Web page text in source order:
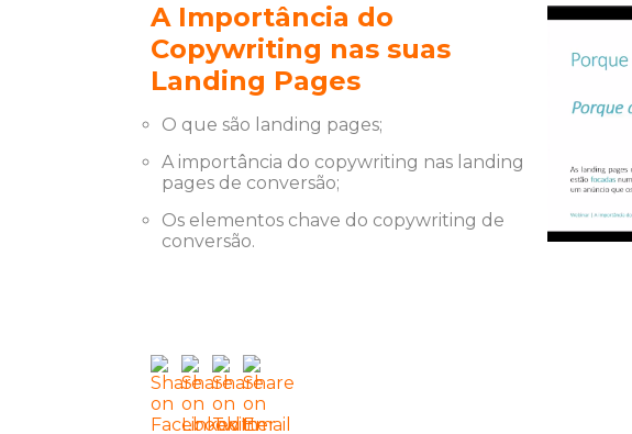
A Importância do
Copywriting nas suas
Landing Pages
O que são landing pages;
A importância do copywriting nas landing
pages de conversão;
Os elementos chave do copywriting de
conversão.